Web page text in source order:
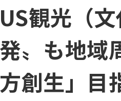
観光（
〟も地域
創生」目